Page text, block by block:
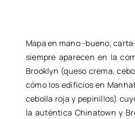
Mapa en mano -bueno,
siempre aparecen en la
Brooklyn (queso crema,
cómo los edificios en
cebolla roja y pepinillos)
la auténtica Chinatown y